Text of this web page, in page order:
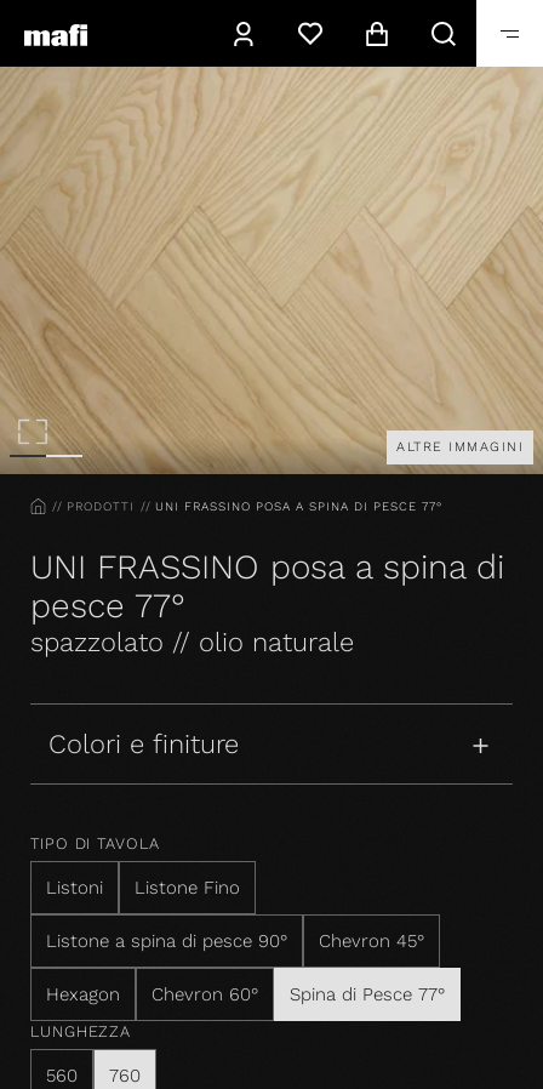
ALTRE IMMAGINI
HOMEPRODOTTI UNI FRASSINO POSA A SPINA DI PESCE 77°
UNI FRASSINO posa a spina di
pesce 77°
spazzolato // olio naturale
Colori e finiture
TIPO DI TAVOLA
Listoni Listone Fino
Listone a spina di pesce 90° Chevron 45°
Hexagon Chevron 60° Spina di Pesce 77°
LUNGHEZZA
560 760